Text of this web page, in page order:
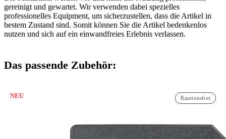
gereinigt und gewartet. Wir verwenden dabei spezielles
professionelles Equipment, um sicherzustellen, dass die Artikel in
bestem Zustand sind. Somit können Sie die Artikel bedenkenlos
nutzen und sich auf ein einwandfreies Erlebnis verlassen.
Das passende Zubehör:
NEU Kautionsfrei